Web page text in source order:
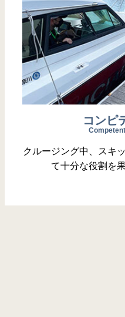
コンピ
クルージング中、スキ
て十分な役割を